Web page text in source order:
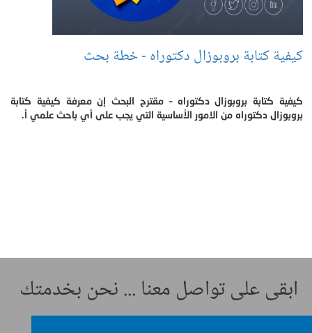
كيفية كتابة بروبوزال دكتوراه - خطة بحث
كيفية كتابة بروبوزال دكتوراه – مقترح البحث إن معرفة كيفية كتابة
بروبوزال دكتوراه من الامور الأساسية التي يجب على أي باحث علمي أ.
ابقى على تواصل معنا ... نحن بخدمتك